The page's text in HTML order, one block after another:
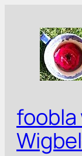
springen
foobla